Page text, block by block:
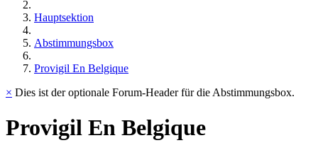
Hauptsektion
Abstimmungsbox
Provigil En Belgique
× Dies ist der optionale Forum-Header für die Abstimmungsbox.
Provigil En Belgique